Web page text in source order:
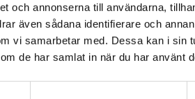
och annonserna till användarna,
även sådana identifierare och
vi samarbetar med. Dessa kan i sin
de har samlat in när du har använt
studentlitteratur.se via en
erbjuder inte leveranser utanför
ett köp måste
Sverige.Läs mer